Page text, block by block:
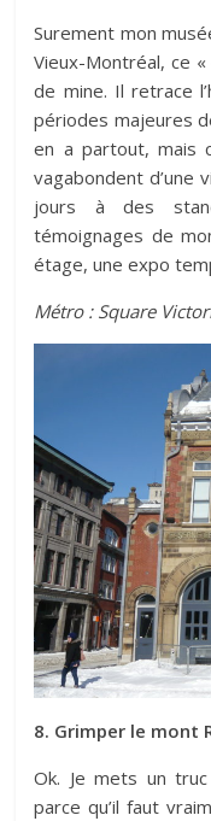
Surement mon
Vieux-Montréal, ce
de mine. Il retrace
périodes majeures
en a partout, mais
vagabondent d’une
jours à des
témoignages de
étage, une expo
Métro : Square
8. Grimper le mont
Ok. Je mets un
parce qu’il faut